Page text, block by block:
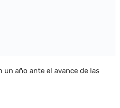
un año ante el avance de las